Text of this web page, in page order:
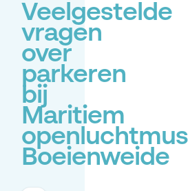
Veelgestelde
vragen
over
parkeren
bij
Maritiem
Boeienweide